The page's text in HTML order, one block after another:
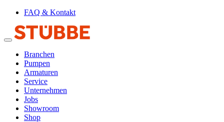
FAQ & Kontakt
Branchen
Pumpen
Armaturen
Service
Unternehmen
Jobs
Showroom
Shop